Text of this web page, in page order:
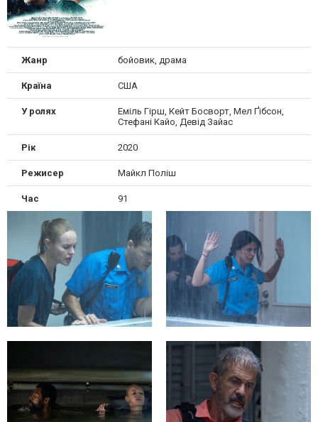
Жанр бойовик, драма
Країна США
У ролях
Еміль Гірш, Кейт Босворт, Мел Ґібсон,
Стефані Кайо, Девід Зайас
Рік 2020
Режисер Майкл Поліш
Час 91